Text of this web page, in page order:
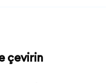
çevirin